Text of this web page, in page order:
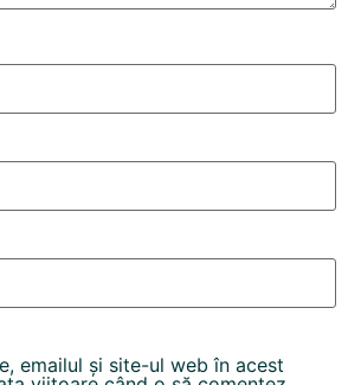
emailul și site-ul web în acest